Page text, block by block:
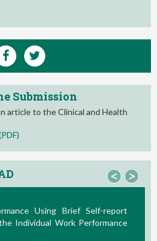
Submission
article to the Clinical and Health
< >
Brief Self-report
Work Performance